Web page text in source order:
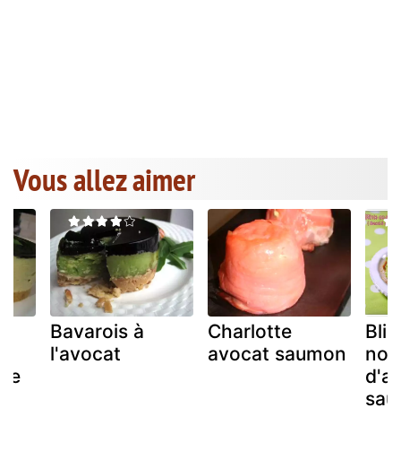
Vous allez aimer
Bavarois à
l'avocat
Charlotte
avocat saumon